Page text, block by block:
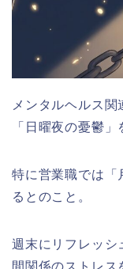
メンタルヘルス
「日曜夜の憂鬱
特に営業職では「
るとのこと。
週末にリフレッシ
間関係のストレス